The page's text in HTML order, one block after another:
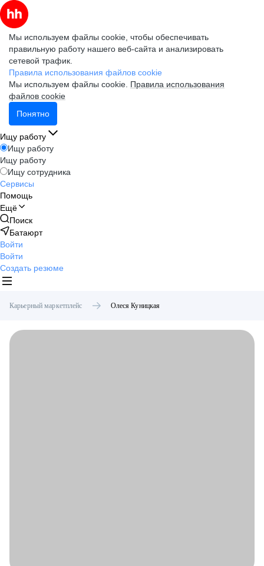
Мы используем файлы cookie, чтобы обеспечивать
правильную работу нашего веб-сайта и анализировать
сетевой трафик.
Правила использования файлов cookie
Мы используем файлы cookie. Правила использования
файлов cookie
Понятно
Ищу работу
Ищу работу
Ищу работу
Ищу сотрудника
Сервисы
Помощь
Ещё
Поиск
Батаюрт
Войти
Войти
Создать резюме
Карьерный маркетплейс Олеся Куницкая